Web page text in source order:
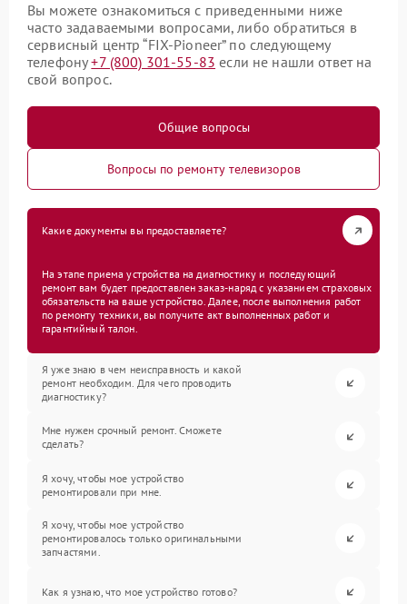
Вы можете ознакомиться с приведенными ниже
часто задаваемыми вопросами, либо обратиться в
сервисный центр “FIX-Pioneer” по следующему
телефону+7 (800) 301-55-83 если не нашли ответ на
свой вопрос.
Общие вопросы
Вопросы по ремонту телевизоров
Какие документы вы предоставляете?
На этапе приема устройства на диагностику и последующий
ремонт вам будет предоставлен заказ-наряд с указанием страховых
обязательств на ваше устройство. Далее, после выполнения работ
по ремонту техники, вы получите акт выполненных работ и
гарантийный талон.
Я уже знаю в чем неисправность и какой
ремонт необходим. Для чего проводить
диагностику?
Мне нужен срочный ремонт. Сможете
сделать?
Я хочу, чтобы мое устройство
ремонтировали при мне.
Я хочу, чтобы мое устройство
ремонтировалось только оригинальными
запчастями.
Как я узнаю, что мое устройство готово?